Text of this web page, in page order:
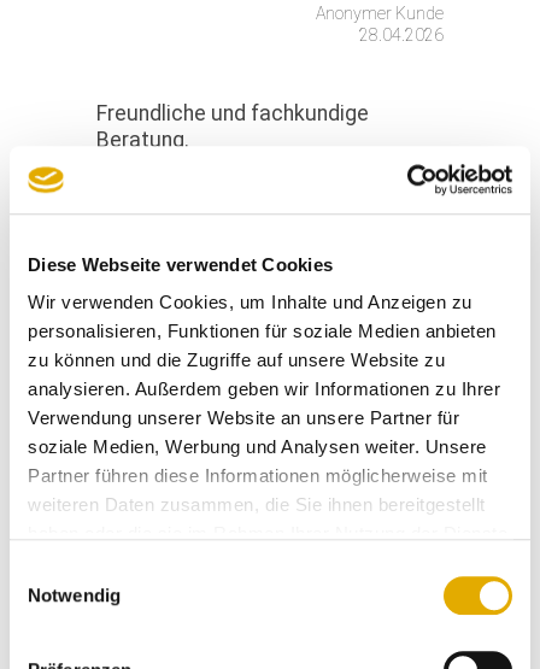
Diese Webseite verwendet Cookies
Wir verwenden Cookies, um Inhalte und Anzeigen zu
personalisieren, Funktionen für soziale Medien anbieten
zu können und die Zugriffe auf unsere Website zu
analysieren. Außerdem geben wir Informationen zu Ihrer
Verwendung unserer Website an unsere Partner für
soziale Medien, Werbung und Analysen weiter. Unsere
Partner führen diese Informationen möglicherweise mit
weiteren Daten zusammen, die Sie ihnen bereitgestellt
Notwendig
Anonymer Kunde
28.04.2026
Freundliche und fachkundige
Beratung.
Anonymer Kunde
Das man uns in den Laden
reingelassen hat, obwohl montags
normalerweise geschlossen ist. Den
überaus freundlichen Empfehlung
und die gute Bewirtung und dann
noch die überaus nette und
freundliche Beratung!!!
Service.Immer wieder gerne